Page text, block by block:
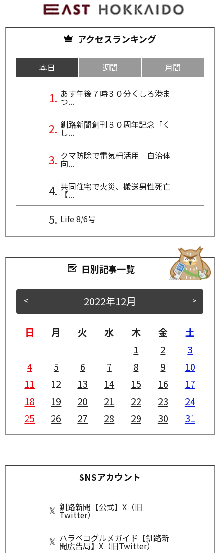
アクセスランキング
本日 週間 月間
あす午後７時３０分くしろ港ま
つ...
釧路新聞創刊８０周年記念「く
し...
クマ防除で電気柵活用 自治体
向...
共同住宅で火災、搬送男性死亡
【...
Life 8/6号
日別記事一覧
< >
2022年12月
日 月 火 水 木 金
土
1
2
3
4
5 6 7 8 9
10
11
12 13 14 15 16
17
18
19 20 21 22 23
24
25
26 27 28 29 30 31
SNSアカウント
釧路新聞【公式】X（旧
Twitter）
ハラペコグルメガイド【釧路新
聞広告局】X（旧Twitter）